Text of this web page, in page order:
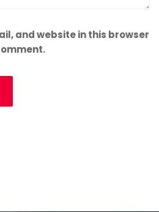
and website in this browser